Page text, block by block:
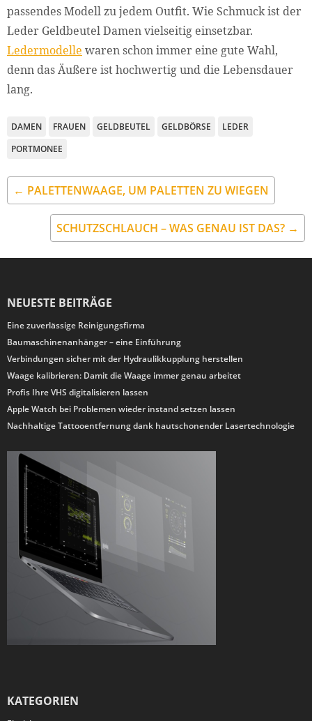
passendes Modell zu jedem Outfit. Wie Schmuck ist der
Leder Geldbeutel Damen vielseitig einsetzbar.
Ledermodelle waren schon immer eine gute Wahl,
denn das Äußere ist hochwertig und die Lebensdauer
lang.
DAMEN FRAUEN GELDBEUTEL GELDBÖRSE
LEDER
PORTMONEE
← PALETTENWAAGE, UM PALETTEN ZU WIEGEN
SCHUTZSCHLAUCH – WAS GENAU IST DAS? →
NEUESTE BEITRÄGE
Eine zuverlässige Reinigungsfirma
Baumaschinenanhänger – eine Einführung
Verbindungen sicher mit der Hydraulikkupplung herstellen
Waage kalibrieren: Damit die Waage immer genau arbeitet
Profis Ihre VHS digitalisieren lassen
Apple Watch bei Problemen wieder instand setzen lassen
Nachhaltige Tattooentfernung dank hautschonender Lasertechnologie
KATEGORIEN